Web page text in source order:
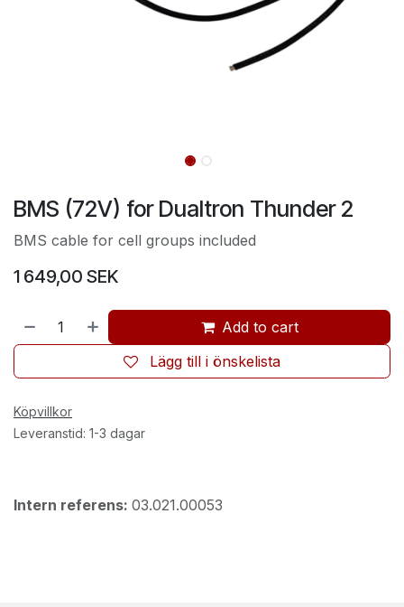
BMS (72V) for Dualtron Thunder 2
BMS cable for cell groups included
1 649,00 SEK
Add to cart
Lägg till i önskelista
Köpvillkor
Leveranstid: 1-3 dagar
Intern referens: 03.021.00053